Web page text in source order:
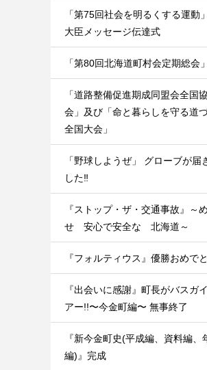
「第75回社会を明るくする運動
大臣メッセージ伝達式
「第80回北海道町村会定期総会
「道路整備促進期成同盟会全国
会」及び「命と暮らしを守る道
全国大会」
「野球しようぜ」 グローブが届
した‼️
『ストップ・ザ・交通事故』～
せ 安心で安全な 北海道～
『フォルティウス』優勝おめで
『出会いに感謝』町長がバスガ
アー!!〜今金町編〜 無事終了
『新今金町史(平成編、資料編、
編)』完成